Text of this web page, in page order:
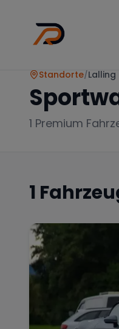
Standorte/Lalling
1 Premium
1